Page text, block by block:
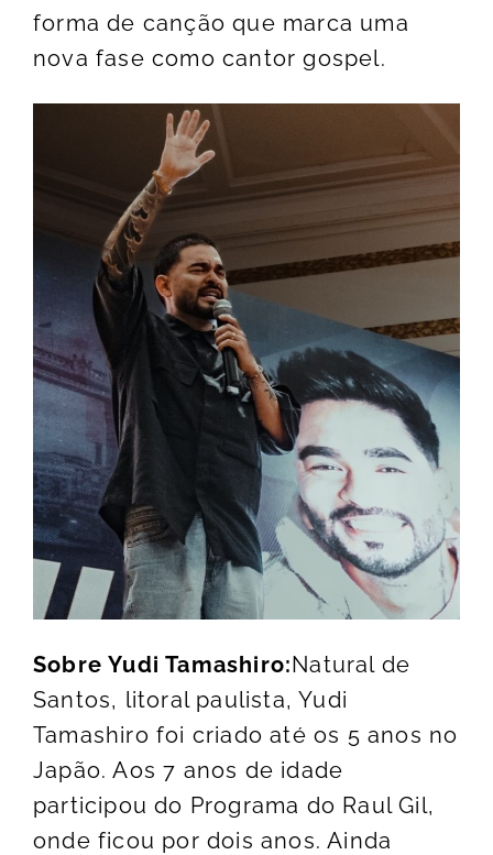
forma de canção que marca uma
nova fase como cantor gospel.
Sobre Yudi Tamashiro:Natural de
Santos, litoral paulista, Yudi
Tamashiro foi criado até os 5 anos no
Japão. Aos 7 anos de idade
participou do Programa do Raul Gil,
onde ficou por dois anos. Ainda